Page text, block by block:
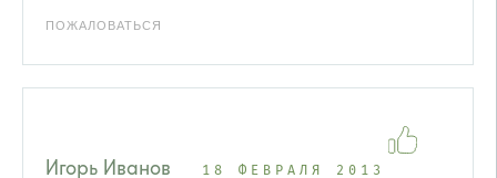
ПОЖАЛОВАТЬСЯ
Игорь Иванов 18 ФЕВРАЛЯ 2013